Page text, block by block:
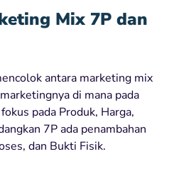
Mix 7P dan
antara marketing mix
di mana pada
pada Produk, Harga,
7P ada penambahan
dan Bukti Fisik.